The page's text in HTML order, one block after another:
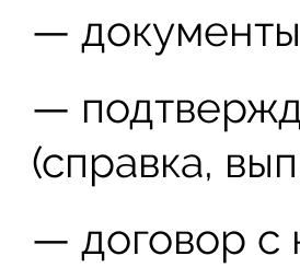
—
—
(справка,
— договор с